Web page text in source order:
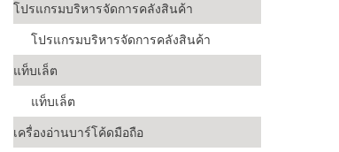
โปรแกรมบริหารจัดการคลังสินค้า
โปรแกรมบริหารจัดการคลังสินค้า
แท็บเล็ต
แท็บเล็ต
เครื่องอ่านบาร์โค้ดมือถือ